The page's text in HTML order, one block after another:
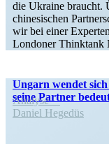
die Ukraine braucht.
chine­­si­­schen
wir bei einer
Londoner Thinktank
Ungarn wendet
seine Partner
Analyse
Daniel Hegedüs